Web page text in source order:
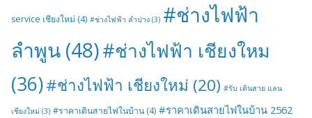
service เชียงใหม่ (4) #ช่างไฟฟ้า ลำปาง (3) #ช่างไฟฟ้า
ลำพูน (48)#ช่างไฟฟ้า เชียงใหม
(36)#ช่างไฟฟ้า เชียงใหม่ (20) #รับ เดินสาย แลน
เชียงใหม่ (3) #ราคาเดินสายไฟในบ้าน (4) #ราคาเดินสายไฟในบ้าน 2562